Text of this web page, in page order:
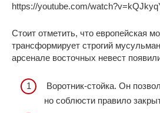
https://youtube.com/
Стоит отметить, что европейская
трансформирует строгий
арсенале восточных невест
Воротник-стойка. Он
но соблюсти правило